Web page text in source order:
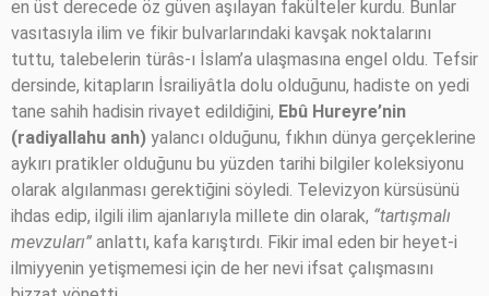
en üst derecede öz güven aşılayan fakülteler kurdu. Bunlar
vasıtasıyla ilim ve fikir bulvarlarındaki kavşak noktalarını
tuttu, talebelerin türâs-ı İslam’a ulaşmasına engel oldu. Tefsir
dersinde, kitapların İsrailiyâtla dolu olduğunu, hadiste on yedi
tane sahih hadisin rivayet edildiğini, Ebû Hureyre’nin
(radiyallahu anh) yalancı olduğunu, fıkhın dünya gerçeklerine
aykırı pratikler olduğunu bu yüzden tarihi bilgiler koleksiyonu
olarak algılanması gerektiğini söyledi. Televizyon kürsüsünü
ihdas edip, ilgili ilim ajanlarıyla millete din olarak, “tartışmalı
mevzuları” anlattı, kafa karıştırdı. Fikir imal eden bir heyet-i
ilmiyyenin yetişmemesi için de her nevi ifsat çalışmasını